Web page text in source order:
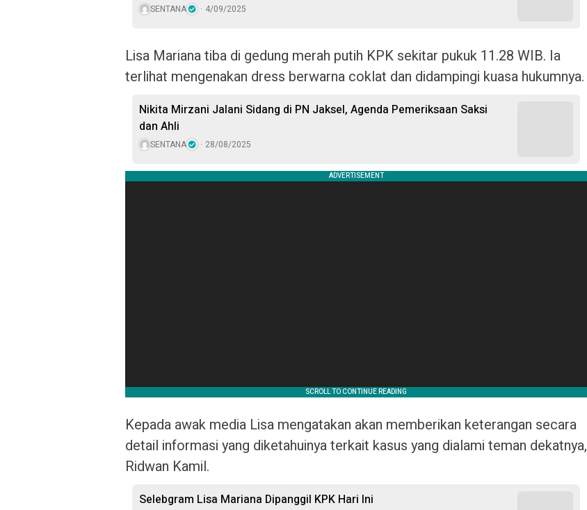
SENTANA 4/09/2025
Lisa Mariana tiba di gedung merah putih KPK sekitar pukuk 11.28 WIB. Ia
terlihat mengenakan dress berwarna coklat dan didampingi kuasa hukumnya.
Nikita Mirzani Jalani Sidang di PN Jaksel, Agenda Pemeriksaan Saksi
dan Ahli
SENTANA 28/08/2025
Kepada awak media Lisa mengatakan akan memberikan keterangan secara
detail informasi yang diketahuinya terkait kasus yang dialami teman dekatnya,
Ridwan Kamil.
Selebgram Lisa Mariana Dipanggil KPK Hari Ini